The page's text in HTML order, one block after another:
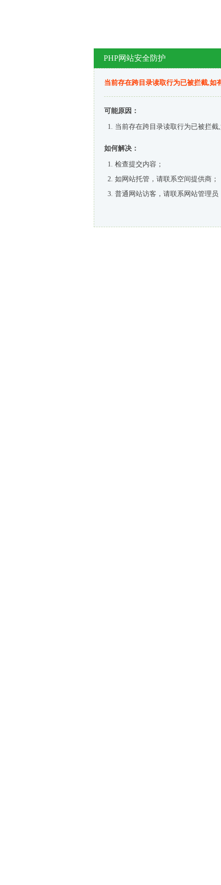
PHP网站安全防护
当前存在跨目录读取行为已被拦截,如
可能原因：
当前存在跨目录读取行为已被拦
如何解决：
检查提交内容；
如网站托管，请联系空间提供商；
普通网站访客，请联系网站管理员